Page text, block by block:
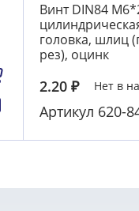
Винт DIN84
головка, шлиц
рез), оцинк
2.20₽ Нет в
Артикул 620-